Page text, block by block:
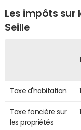
Les impôts sur
Seille
Taxe d'habitation
Taxe foncière sur
les propriétés